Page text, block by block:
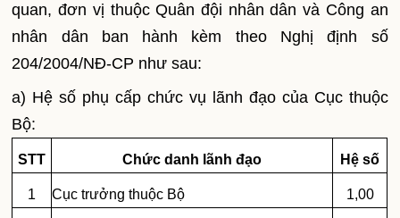
quan, đơn vị thuộc Quân đội nhân dân và Công an
nhân dân ban hành kèm theo Nghị định số
204/2004/NĐ-CP như sau:
a) Hệ số phụ cấp chức vụ lãnh đạo của Cục thuộc
Bộ:
STT Chức danh lãnh đạo Hệ số
1 Cụctrưởngthuộc Bộ 1,00